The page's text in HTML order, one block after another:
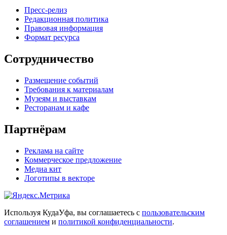
Пресс-релиз
Редакционная политика
Правовая информация
Формат ресурса
Сотрудничество
Размещение событий
Требования к материалам
Музеям и выставкам
Ресторанам и кафе
Партнёрам
Реклама на сайте
Коммерческое предложение
Медиа кит
Логотипы в векторе
Используя КудаУфа, вы соглашаетесь с пользовательским
соглашением и политикой конфиденциальности.